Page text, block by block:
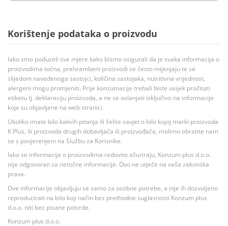
Korištenje podataka o proizvodu
Iako smo poduzeli sve mjere kako bismo osigurali da je svaka informacija o
proizvodima točna, prehrambeni proizvodi se često mijenjaju te se
slijedom navedenoga sastojci, količina sastojaka, nutritivna vrijednost,
alergeni mogu promjeniti. Prije konzumacije trebali biste uvijek pročitati
etiketu tj. deklaraciju proizvoda, a ne se oslanjati isključivo na informacije
koje su objavljene na web stranici.
Ukoliko imate bilo kakvih pitanja ili želite savjet o bilo kojoj marki proizvoda
K Plus, ili proizvoda drugih dobavljača ili proizvođača, molimo obratite nam
se s povjerenjem na Službu za Korisnike.
Iako se informacije o proizvodima redovito ažuriraju, Konzum plus d.o.o.
nije odgovoran za netočne informacije. Ovo ne utječe na vaša zakonska
prava.
Ove informacije objavljuju se samo za osobne potrebe, a nije ih dozvoljeno
reproducirati na bilo koji način bez prethodne suglasnosti Konzum plus
d.o.o. niti bez pisane potvrde.
Konzum plus d.o.o.